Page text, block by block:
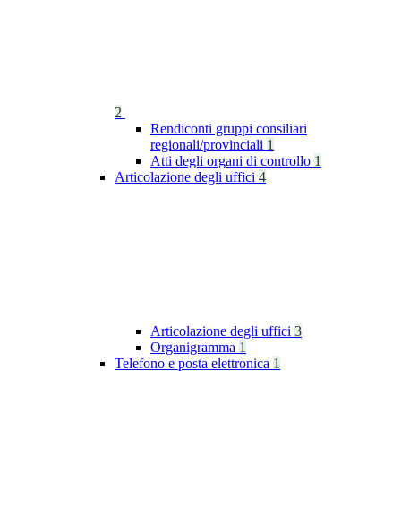
2
Rendiconti gruppi consiliari
regionali/provinciali 1
Atti degli organi di controllo 1
Articolazione degli uffici 4
Articolazione degli uffici 3
Organigramma 1
Telefono e posta elettronica 1